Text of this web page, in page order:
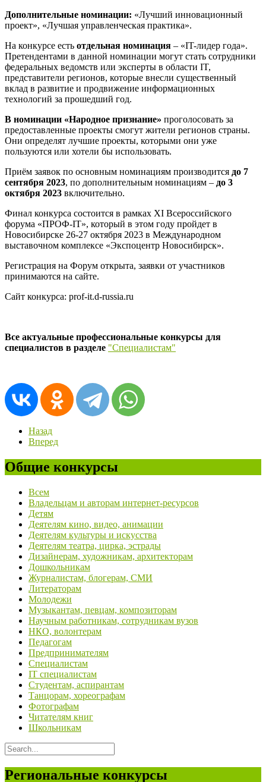
Дополнительные номинации: «Лучший инновационный
проект», «Лучшая управленческая практика».
На конкурсе есть отдельная номинация – «IT-лидер года».
Претендентами в данной номинации могут стать сотрудники
федеральных ведомств или эксперты в области IT,
представители регионов, которые внесли существенный
вклад в развитие и продвижение информационных
технологий за прошедший год.
В номинации «Народное признание» проголосовать за
предоставленные проекты смогут жители регионов страны.
Они определят лучшие проекты, которыми они уже
пользуются или хотели бы использовать.
Приём заявок по основным номинациям производится до 7
сентября 2023, по дополнительным номинациям – до 3
октября 2023 включительно.
Финал конкурса состоится в рамках XI Всероссийского
форума «ПРОФ-IT», который в этом году пройдет в
Новосибирске 26-27 октября 2023 в Международном
выставочном комплексе «Экспоцентр Новосибирск».
Регистрация на Форум открыта, заявки от участников
принимаются на сайте.
Сайт конкурса: prof-it.d-russia.ru
Все актуальные профессиональные конкурсы для
специалистов в разделе "Специалистам"
Назад
Вперед
Общие конкурсы
Всем
Владельцам и авторам интернет-ресурсов
Детям
Деятелям кино, видео, анимации
Деятелям культуры и искусства
Деятелям театра, цирка, эстрады
Дизайнерам, художникам, архитекторам
Дошкольникам
Журналистам, блогерам, СМИ
Литераторам
Молодежи
Музыкантам, певцам, композиторам
Научным работникам, сотрудникам вузов
НКО, волонтерам
Педагогам
Предпринимателям
Специалистам
IT специалистам
Студентам, аспирантам
Танцорам, хореографам
Фотографам
Читателям книг
Школьникам
Региональные конкурсы